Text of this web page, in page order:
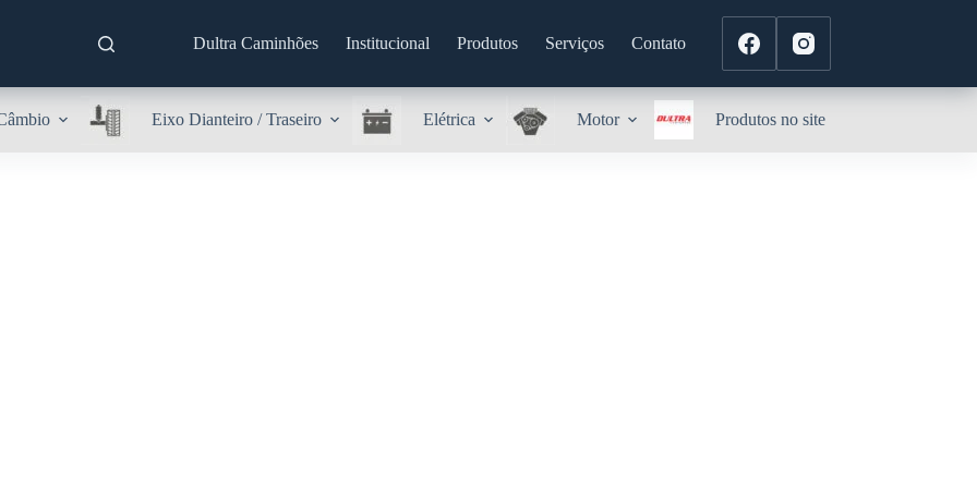
Dultra Caminhões Institucional Produtos Serviços Contato
Eixo Dianteiro / Traseiro Elétrica Motor Produtos no site